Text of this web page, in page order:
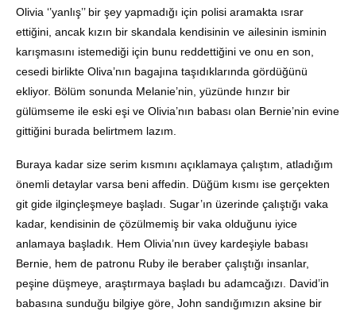
Olivia ‘’yanlış’’ bir şey yapmadığı için polisi aramakta ısrar
ettiğini, ancak kızın bir skandala kendisinin ve ailesinin isminin
karışmasını istemediği için bunu reddettiğini ve onu en son,
cesedi birlikte Oliva’nın bagajına taşıdıklarında gördüğünü
ekliyor. Bölüm sonunda Melanie’nin, yüzünde hınzır bir
gülümseme ile eski eşi ve Olivia’nın babası olan Bernie’nin evine
gittiğini burada belirtmem lazım.
Buraya kadar size serim kısmını açıklamaya çalıştım, atladığım
önemli detaylar varsa beni affedin. Düğüm kısmı ise gerçekten
git gide ilginçleşmeye başladı. Sugar’ın üzerinde çalıştığı vaka
kadar, kendisinin de çözülmemiş bir vaka olduğunu iyice
anlamaya başladık. Hem Olivia’nın üvey kardeşiyle babası
Bernie, hem de patronu Ruby ile beraber çalıştığı insanlar,
peşine düşmeye, araştırmaya başladı bu adamcağızı. David’in
babasına sunduğu bilgiye göre, John sandığımızın aksine bir